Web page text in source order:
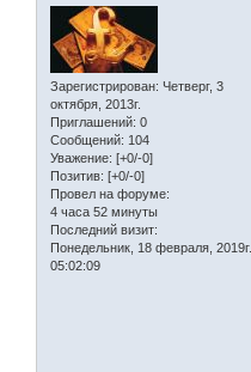
Зарегистрирован: Четверг, 3
октября, 2013г.
Приглашений: 0
Сообщений: 104
Уважение: [+0/-0]
Позитив: [+0/-0]
Провел на форуме:
4 часа 52 минуты
Последний визит:
Понедельник, 18 февраля, 2019г.
05:02:09